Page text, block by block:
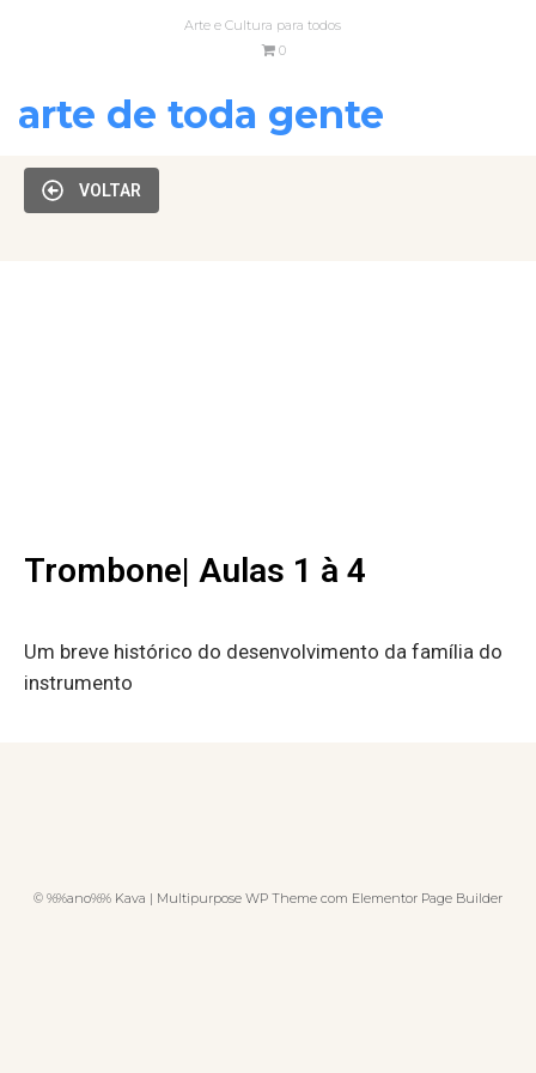
Arte e Cultura para todos
0
arte de toda gente
VOLTAR
Trombone| Aulas 1 à 4
Um breve histórico do desenvolvimento da família do
instrumento
© %%ano%% Kava | Multipurpose WP Theme com Elementor Page Builder